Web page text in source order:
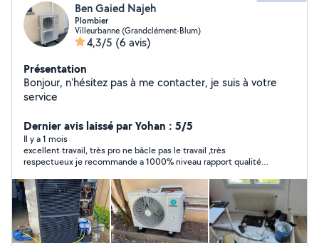
Ben Gaied Najeh
Plombier
Villeurbanne (Grandclément-Blum)
4,3/5 (6 avis)
Présentation
Bonjour, n'hésitez pas à me contacter, je suis à votre
service
Dernier avis laissé par Yohan : 5/5
Il y a 1 mois
excellent travail, très pro ne bâcle pas le travail ,très
respectueux je recommande a 1000% niveau rapport qualité